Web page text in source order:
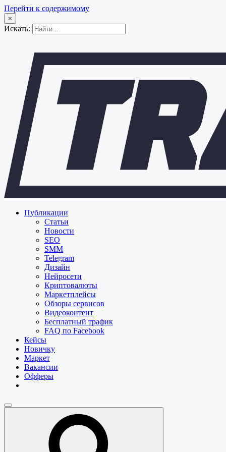
Перейти к содержимому
×
Искать:
Публикации
Статьи
Новости
SEO
SMM
Telegram
Дизайн
Нейросети
Криптовалюты
Маркетплейсы
Обзоры сервисов
Видеоконтент
Бесплатный трафик
FAQ по Facebook
Кейсы
Новичку
Маркет
Вакансии
Офферы